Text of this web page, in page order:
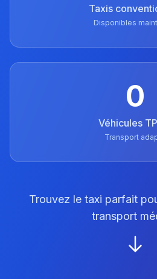
Taxis
Disponibles
0
Véhicules
Transport
Trouvez le taxi parfait
transport